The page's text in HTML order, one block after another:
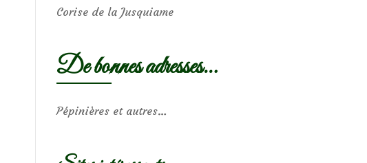
Corise de la Jusquiame
De bonnes adresses…
Pépinières et autres…